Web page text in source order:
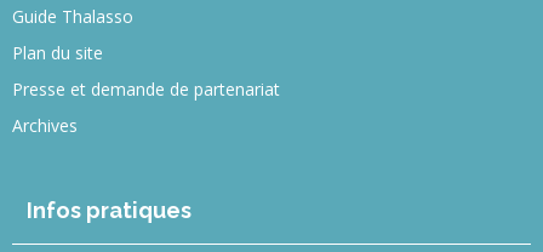
Guide Thalasso
Plan du site
Presse et demande de partenariat
Archives
Infos pratiques